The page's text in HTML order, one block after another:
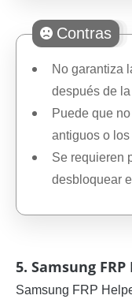
Contras
No garantiza
después de
Puede que
antiguos o
Se requieren
desbloquear
5. Samsung
Samsung FRP